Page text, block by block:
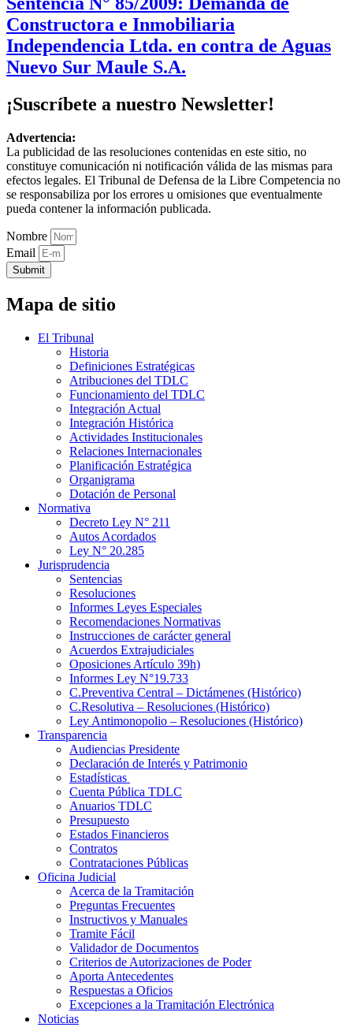
Constructora e Inmobiliaria
Independencia Ltda. en contra de Aguas
Nuevo Sur Maule S.A.
¡Suscríbete a nuestro Newsletter!
Advertencia:
La publicidad de las resoluciones contenidas en este sitio, no
constituye comunicación ni notificación válida de las mismas para
efectos legales. El Tribunal de Defensa de la Libre Competencia no
se responsabiliza por los errores u omisiones que eventualmente
pueda contener la información publicada.
Nombre
Email
Submit
Mapa de sitio
El Tribunal
Historia
Definiciones Estratégicas
Atribuciones del TDLC
Funcionamiento del TDLC
Integración Actual
Integración Histórica
Actividades Institucionales
Relaciones Internacionales
Planificación Estratégica
Organigrama
Dotación de Personal
Normativa
Decreto Ley N° 211
Autos Acordados
Ley N° 20.285
Jurisprudencia
Sentencias
Resoluciones
Informes Leyes Especiales
Recomendaciones Normativas
Instrucciones de carácter general
Acuerdos Extrajudiciales
Oposiciones Artículo 39h)
Informes Ley N°19.733
C.Preventiva Central – Dictámenes (Histórico)
C.Resolutiva – Resoluciones (Histórico)
Ley Antimonopolio – Resoluciones (Histórico)
Transparencia
Audiencias Presidente
Declaración de Interés y Patrimonio
Estadísticas
Cuenta Pública TDLC
Anuarios TDLC
Presupuesto
Estados Financieros
Contratos
Contrataciones Públicas
Oficina Judicial
Acerca de la Tramitación
Preguntas Frecuentes
Instructivos y Manuales
Tramite Fácil
Validador de Documentos
Criterios de Autorizaciones de Poder
Aporta Antecedentes
Respuestas a Oficios
Excepciones a la Tramitación Electrónica
Noticias